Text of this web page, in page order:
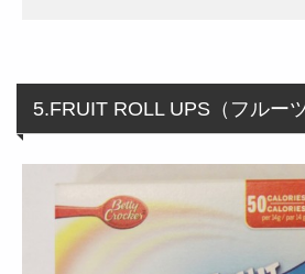
5.FRUIT ROLL UPS（フルー